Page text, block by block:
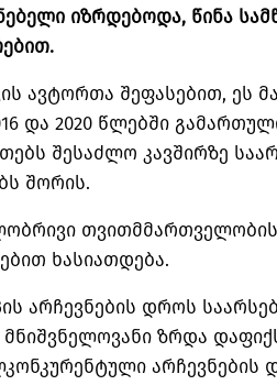
იზრდებოდა, წინა
ავტორთა შეფასებით, ეს
და 2020 წლებში
შესაძლო კავშირზე
შორის.
ხასიათდება.
არჩევნების დროს
მნიშვნელოვანი ზრდა
არჩევნების